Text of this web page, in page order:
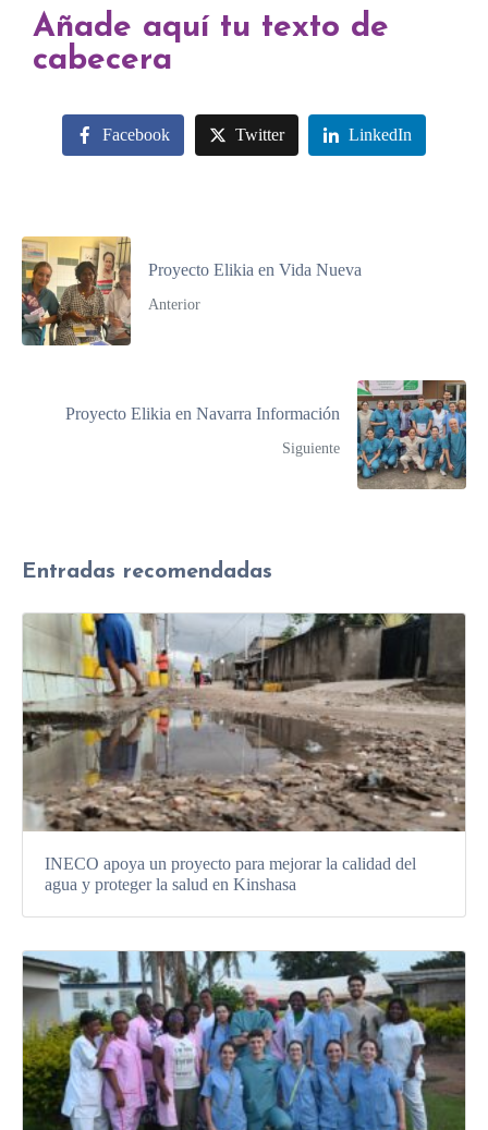
Añade aquí tu texto de
cabecera
Facebook Twitter LinkedIn
Proyecto Elikia en Vida Nueva
Anterior
Proyecto Elikia en Navarra Información
Siguiente
Entradas recomendadas
INECO apoya un proyecto para mejorar la calidad del
agua y proteger la salud en Kinshasa